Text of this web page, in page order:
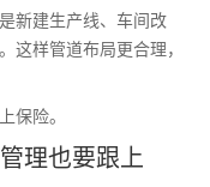
新建生产线、车间改
这样管道布局更合理，
保险。
理也要跟上